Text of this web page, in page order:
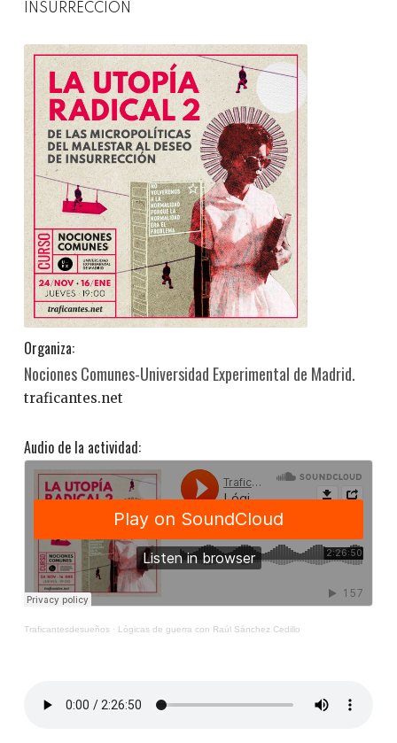
INSURRECCIÓN
Organiza:
Nociones Comunes-Universidad Experimental de Madrid.
traficantes.net
Audio de la actividad:
Traficantesdesueños· Lógicas de guerra con Raúl Sánchez Cedillo